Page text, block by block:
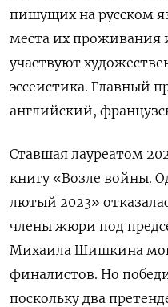
пишущих на русском
места их проживания
участвуют
эссеистика. Главный
английский,
Ставшая лауреатом
книгу «Возле войны.
лютый 2023»
члены жюри под
Михаила Шишкина
финалистов. Но
поскольку два